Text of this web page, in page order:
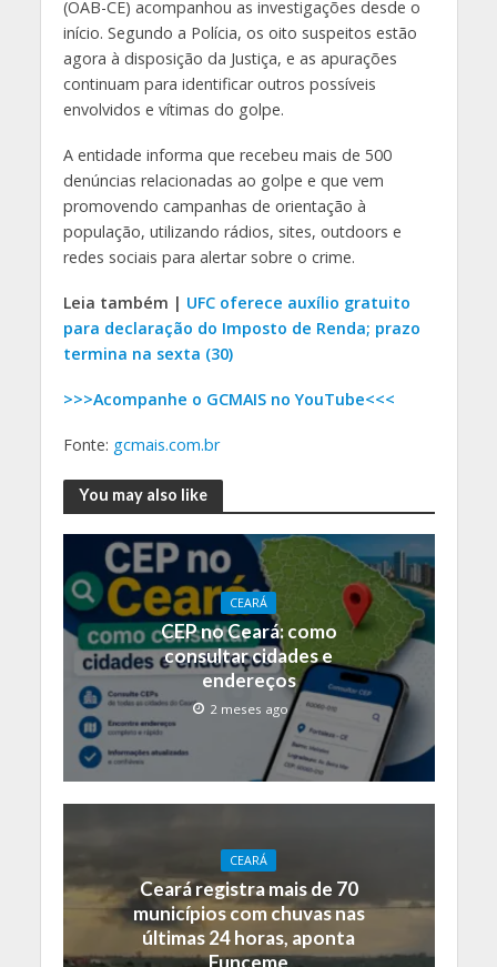
(OAB-CE) acompanhou as investigações desde o
início. Segundo a Polícia, os oito suspeitos estão
agora à disposição da Justiça, e as apurações
continuam para identificar outros possíveis
envolvidos e vítimas do golpe.
A entidade informa que recebeu mais de 500
denúncias relacionadas ao golpe e que vem
promovendo campanhas de orientação à
população, utilizando rádios, sites, outdoors e
redes sociais para alertar sobre o crime.
Leia também | UFC oferece auxílio gratuito
para declaração do Imposto de Renda; prazo
termina na sexta (30)
>>>Acompanhe o GCMAIS no YouTube<<<
Fonte: gcmais.com.br
You may also like
CEARÁ
CEP no Ceará: como
consultar cidades e
endereços
2 meses ago
CEARÁ
Ceará registra mais de 70
municípios com chuvas nas
últimas 24 horas, aponta
Funceme